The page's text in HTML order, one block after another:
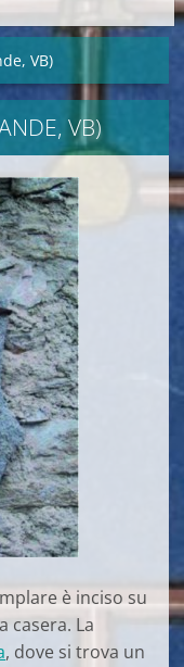
VB)
VB)
è inciso su
casera. La
, dove si trova un